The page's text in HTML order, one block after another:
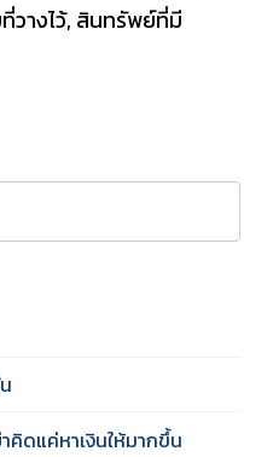
ที่วางไว้, สินทรัพย์ที่มี
คิดแค่หาเงินให้มากขึ้น